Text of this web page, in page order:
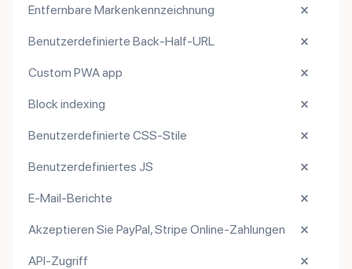
Entfernbare Markenkennzeichnung
Benutzerdefinierte Back-Half-URL
Custom PWA app
Block indexing
Benutzerdefinierte CSS-Stile
Benutzerdefiniertes JS
E-Mail-Berichte
Akzeptieren Sie PayPal, Stripe Online-Zahlungen
API-Zugriff